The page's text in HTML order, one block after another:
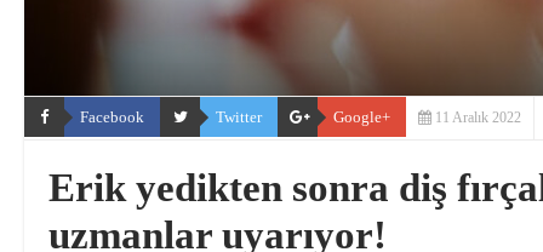
Facebook Twitter Google+ 11 Aralık 2022
Erik yedikten sonra diş
uzmanlar uyarıyor!